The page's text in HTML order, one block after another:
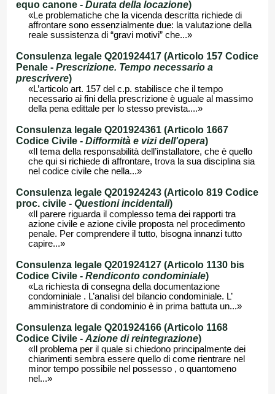
equo canone - Durata della locazione)
«Le problematiche che la vicenda descritta richiede di
affrontare sono essenzialmente due: la valutazione della
reale sussistenza di “gravi motivi” che...»
Consulenza legale Q201924417 (Articolo 157 Codice
Penale - Prescrizione. Tempo necessario a
prescrivere)
«L’articolo art. 157 del c.p. stabilisce che il tempo
necessario ai fini della prescrizione è uguale al massimo
della pena edittale per lo stesso prevista....»
Consulenza legale Q201924361 (Articolo 1667
Codice Civile - Difformità e vizi dell'opera)
«Il tema della responsabilità dell’installatore, che è quello
che qui si richiede di affrontare, trova la sua disciplina sia
nel codice civile che nella...»
Consulenza legale Q201924243 (Articolo 819 Codice
proc. civile - Questioni incidentali)
«Il parere riguarda il complesso tema dei rapporti tra
azione civile e azione civile proposta nel procedimento
penale. Per comprendere il tutto, bisogna innanzi tutto
capire...»
Consulenza legale Q201924127 (Articolo 1130 bis
Codice Civile - Rendiconto condominiale)
«La richiesta di consegna della documentazione
condominiale . L’analisi del bilancio condominiale. L’
amministratore di condominio è in prima battuta un...»
Consulenza legale Q201924166 (Articolo 1168
Codice Civile - Azione di reintegrazione)
«Il problema per il quale si chiedono principalmente dei
chiarimenti sembra essere quello di come rientrare nel
minor tempo possibile nel possesso , o quantomeno
nel...»